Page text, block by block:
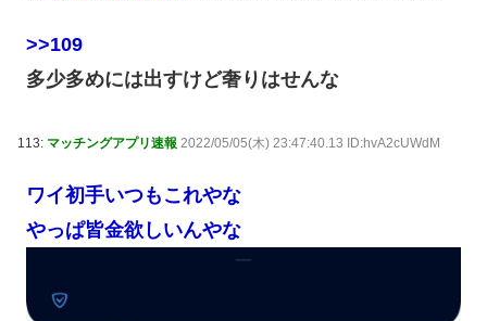
>>109
多少多めには出すけど奢りはせんな
113: マッチングアプリ速報 2022/05/05(木) 23:47:40.13 ID:hvA2cUWdM
ワイ初手いつもこれやな
やっぱ皆金欲しいんやな